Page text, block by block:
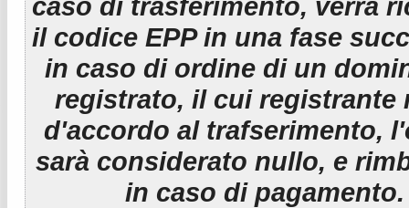
il codice EPP in una fase
in caso di ordine di un
registrato, il cui registrante
d'accordo al trafserimento,
sarà considerato nullo, e
in caso di pagamento.